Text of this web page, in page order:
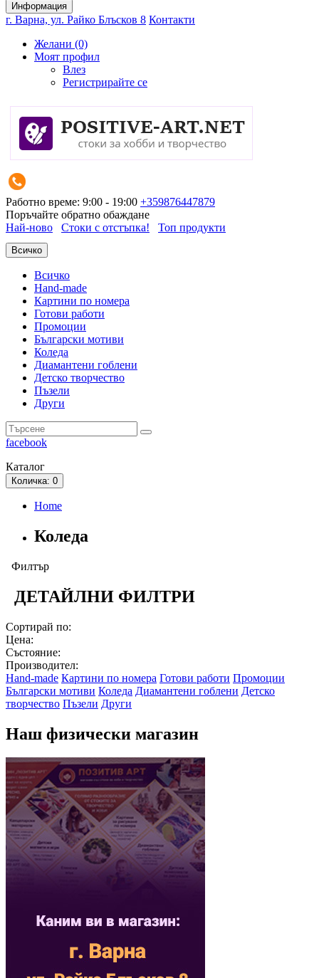
Информация
г. Варна, ул. Райко Блъсков 8 Контакти
Желани (0)
Моят профил
Влез
Регистрирайте се
Работно време: 9:00 - 19:00 +359876447879
Поръчайте обратно обаждане
Най-ново
Стоки с отстъпка! Топ продукти
Всичко
Всичко
Hand-made
Картини по номера
Готови работи
Промоции
Български мотиви
Коледа
Диамантени гоблени
Детско творчество
Пъзели
Други
facebook
Каталог
Количка: 0
Home
Коледа
Филтър
ДЕТАЙЛНИ ФИЛТРИ
Сортирай по:
Цена:
Състояние:
Производител:
Hand-made Картини по номера Готови работи Промоции
Български мотиви Коледа Диамантени гоблени Детско
творчество Пъзели Други
Наш физически магазин